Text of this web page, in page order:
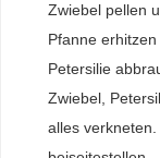
Zwiebel pellen
Pfanne
Petersilie
Zwiebel,
alles